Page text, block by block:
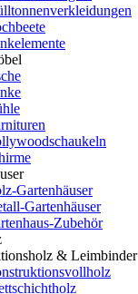
Gartenhäuser
Gartenhäuser
Zubehör
& Leimbinder